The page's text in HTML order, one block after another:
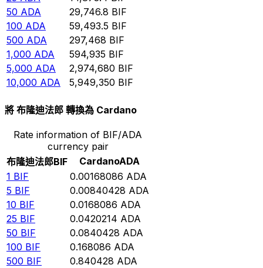
50 ADA 29,746.8 BIF
100 ADA 59,493.5 BIF
500 ADA 297,468 BIF
1,000 ADA 594,935 BIF
5,000 ADA 2,974,680 BIF
10,000 ADA 5,949,350 BIF
將 布隆迪法郎 轉換為 Cardano
Rate information of BIF/ADA
currency pair
布隆迪法郎BIF CardanoADA
1 BIF 0.00168086 ADA
5 BIF 0.00840428 ADA
10 BIF 0.0168086 ADA
25 BIF 0.0420214 ADA
50 BIF 0.0840428 ADA
100 BIF 0.168086 ADA
500 BIF 0.840428 ADA